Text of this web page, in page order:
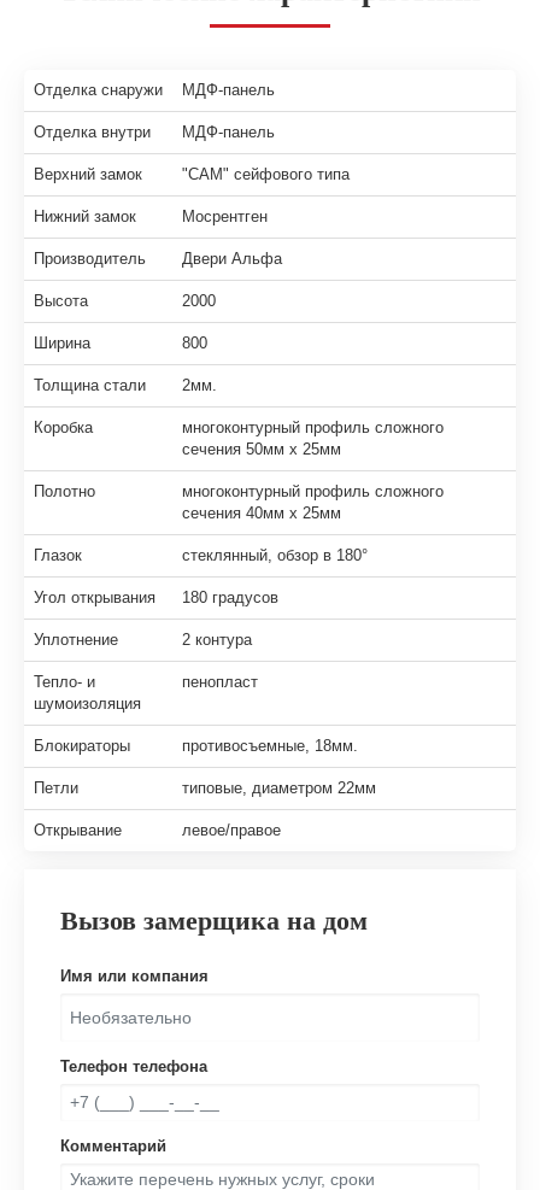
Отделка снаружи МДФ-панель
Отделка внутри МДФ-панель
Верхний замок "САМ" сейфового типа
Нижний замок Мосрентген
Производитель Двери Альфа
Высота 2000
Ширина 800
Толщина стали 2мм.
Коробка
многоконтурный профиль сложного
сечения 50мм х 25мм
Полотно
многоконтурный профиль сложного
сечения 40мм х 25мм
Глазок стеклянный, обзор в 180°
Угол открывания 180 градусов
Уплотнение 2 контура
Тепло- и
шумоизоляция
пенопласт
Блокираторы противосъемные, 18мм.
Петли типовые, диаметром 22мм
Открывание левое/правое
Вызов замерщика на дом
Имя или компания
Телефон телефона
Комментарий